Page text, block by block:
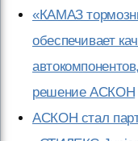
«КАМАЗ
обеспечивает
решение АСКОН
АСКОН стал